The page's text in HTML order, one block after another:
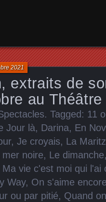
extraits de
au
2021
. Tagged: 11
Jour là, Darina, En
, Je croyais, La
noire, Le dimanche
Ma vie c'est moi qui l'ai
Way, On s'aime
ou par pitié, Quand